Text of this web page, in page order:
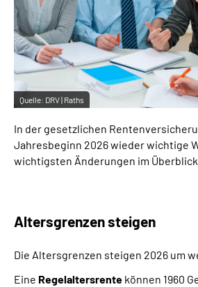
Mein
Quelle: DRV | Raths
In der gesetzlichen
Jahresbeginn 2026 wieder wichtige
wichtigsten Änderungen im
Altersgrenzen steigen
Die Altersgrenzen steigen 2026 um
Eine Regelaltersrente können 1960